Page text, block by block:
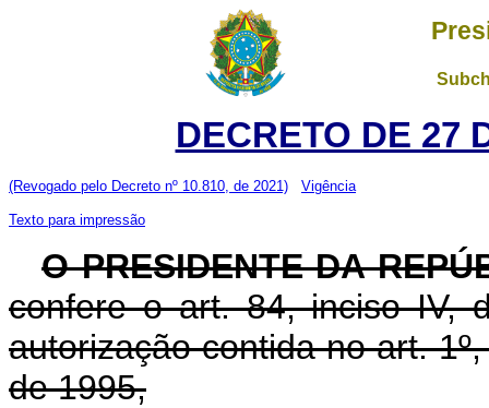
DECRETO DE 27
(Revogado pelo Decreto nº 10.810, de 2021) Vigência
Texto para impressão
O PRESIDENTE DA
confere o art. 84, inciso IV,
autorização contida no art.
de 1995,